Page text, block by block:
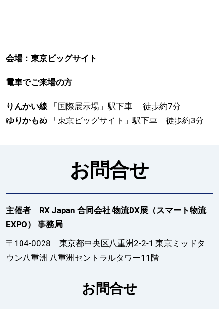
会場：東京ビッグサイト
電車でご来場の方
りんかい線 「国際展示場」駅下車 徒歩約7分
ゆりかもめ 「東京ビッグサイト」駅下車 徒歩約3分
お問合せ
主催者 RX Japan 合同会社 物流DX展（スマート物流
EXPO） 事務局
〒104-0028 東京都中央区八重洲2-2-1 東京ミッドタ
ウン八重洲 八重洲セントラルタワー11階
お問合せ